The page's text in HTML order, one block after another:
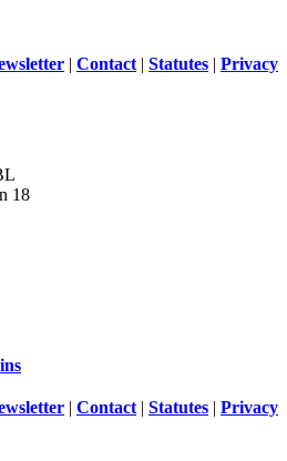
| Contact | Statutes | Privacy
18
| Contact | Statutes | Privacy